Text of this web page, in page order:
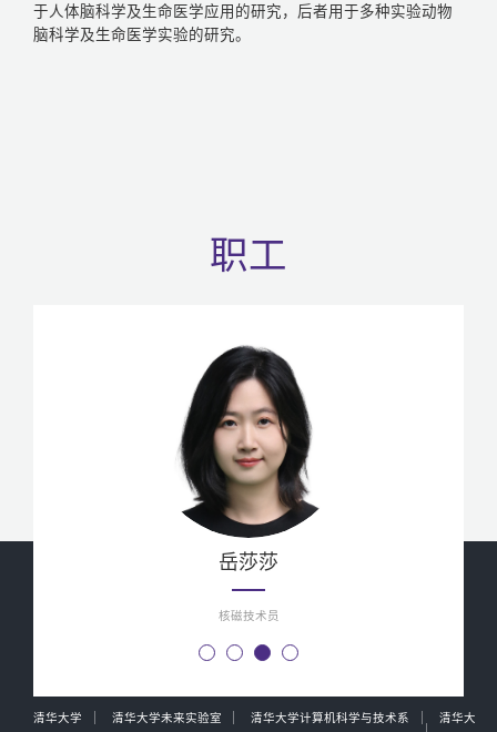
于人体脑科学及生命医学应用的研究，后者用于多种实验动物
脑科学及生命医学实验的研究。
职工
岳莎莎
核磁技术员
清华大学 清华大学未来实验室 清华大学计算机科学与技术系 清华大